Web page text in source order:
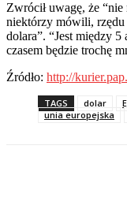
Zwrócił uwagę, że
niektórzy mówili,
dolara”. “Jest między
czasem będzie trochę
Źródło: http://
TAGS dolar
unia europejska